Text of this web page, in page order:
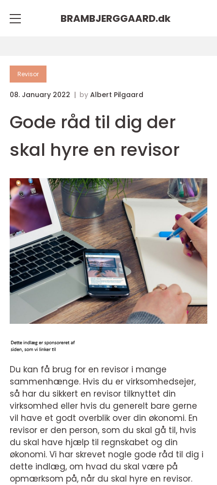
BRAMBJERGGAARD.dk
Revisor
08. January 2022 by Albert Pilgaard
Gode råd til dig der
skal hyre en revisor
Du kan få brug for en revisor i mange
sammenhænge. Hvis du er virksomhedsejer,
så har du sikkert en revisor tilknyttet din
virksomhed eller hvis du generelt bare gerne
vil have et godt overblik over din økonomi. En
revisor er den person, som du skal gå til, hvis
du skal have hjælp til regnskabet og din
økonomi. Vi har skrevet nogle gode råd til dig i
dette indlæg, om hvad du skal være på
opmærksom på, når du skal hyre en revisor.